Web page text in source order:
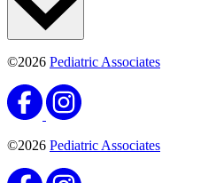
©2026 Pediatric Associates
©2026 Pediatric Associates